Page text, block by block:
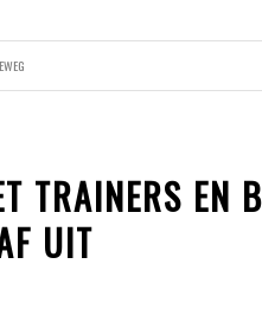
TRAINERS EN
UIT